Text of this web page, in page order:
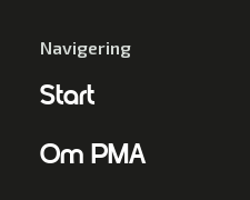
Navigering
Start
Om PMA